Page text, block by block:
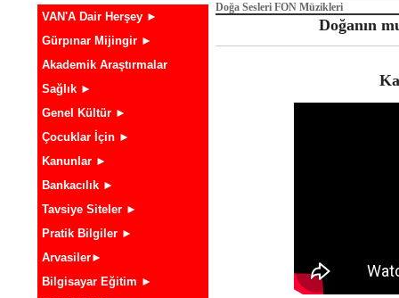
VAN'A Dair Herşey ►
Gürpınar Mijingir ►
Akademik Araştırmalar
Sağlık ►
Genel Kültür ►
Çocuklar İçin ►
Kanunlar ►
Bankacılık ►
Tavsiye Siteler ►
Pratik Bilgiler ►
Arvasiler►
Bilgisayar Eğitim ►
Doğa Sesleri FON Müzikleri
Doğanın